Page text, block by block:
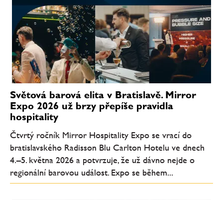
Světová barová elita v Bratislavě. Mirror
Expo 2026 už brzy přepíše pravidla
hospitality
Čtvrtý ročník Mirror Hospitality Expo se vrací do
bratislavského Radisson Blu Carlton Hotelu ve dnech
4.–5. května 2026 a potvrzuje, že už dávno nejde o
regionální barovou událost. Expo se během...